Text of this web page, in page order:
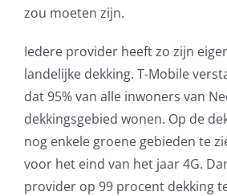
zou moeten zijn.
Iedere provider heeft zo zijn
landelijke dekking. T-Mobile
dat 95% van alle inwoners van
dekkingsgebied wonen. Op de
nog enkele groene gebieden te
voor het eind van het jaar 4G.
provider op 99 procent dekking